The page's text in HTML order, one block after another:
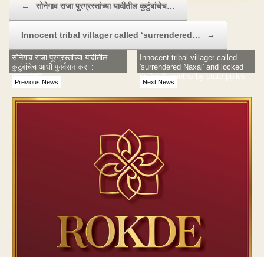
← सोनेगाव राजा पूरग्रस्तांच्या यादीतील कुटुंबांचेच…
Innocent tribal villager called ‘surrendered… →
Previous News
सोनेगाव राजा पूरग्रस्तांच्या यादीतील
कुटुंबांचेच आधी पुनर्वसन करा :
पालकमंत्री
Next News
Innocent tribal villager called
'surrendered Naxal' and locked
up for 2 months by state police